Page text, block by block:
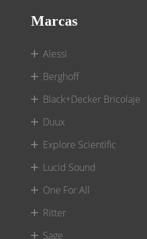
Marcas
Alessi
Berghoff
Black+Decker Bricolaje
Duux
Explore Scientific
Lucid Sound
One For All
Ritter
Sage